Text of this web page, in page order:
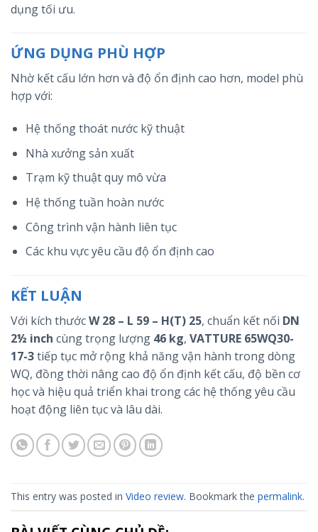
dụng tối ưu.
ỨNG DỤNG PHÙ HỢP
Nhờ kết cấu lớn hơn và độ ổn định cao hơn, model phù
hợp với:
Hệ thống thoát nước kỹ thuật
Nhà xưởng sản xuất
Trạm kỹ thuật quy mô vừa
Hệ thống tuần hoàn nước
Công trình vận hành liên tục
Các khu vực yêu cầu độ ổn định cao
KẾT LUẬN
Với kích thướcW 28 – L 59 – H(T) 25, chuẩn kết nối DN
2½ inch cùng trọng lượng 46 kg, VATTURE 65WQ30-
17-3tiếp tục mở rộng khả năng vận hành trong dòng
WQ, đồng thời nâng cao độ ổn định kết cấu, độ bền cơ
học và hiệu quả triển khai trong các hệ thống yêu cầu
hoạt động liên tục và lâu dài.
This entry was posted in Video review. Bookmark the permalink.